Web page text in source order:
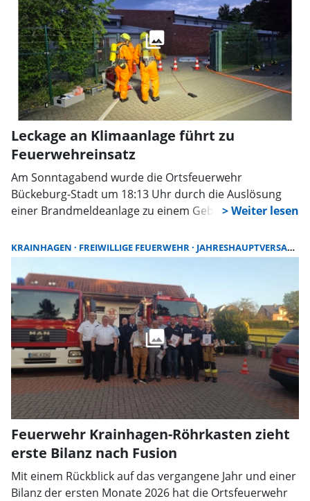
Leckage an Klimaanlage führt zu
Feuerwehreinsatz
Am Sonntagabend wurde die Ortsfeuerwehr
Bückeburg-Stadt um 18:13 Uhr durch die Auslösung
einer Brandmeldeanlage zu einem Gebäude in der
die Einsatzkräfte in einem fensterlosen
Zwischengeschoss eine Leckage an einer Klimaanlage
fest. Dabei war Kühlmittel ausgetreten. Aufgrund der
baulichen Gegebenheiten, insbesondere der
eingeschränkten Belüftung sowie zunächst unklarer
Informationen über Art und Eigenschaften des
austretenden Stoffes, wurde die Einsatzstelle
vorsorglich abgesichert.
KRAINHAGEN FREIWILLIGE FEUERWEHR JAHRESHAUPTVERSAMMLUNG
Feuerwehr Krainhagen-Röhrkasten zieht
erste Bilanz nach Fusion
Mit einem Rückblick auf das vergangene Jahr und einer
Bilanz der ersten Monate 2026 hat die Ortsfeuerwehr